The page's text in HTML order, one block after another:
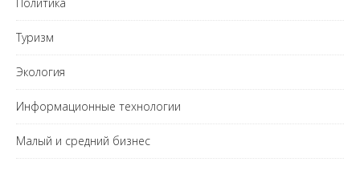
Туризм
Экология
Информационные технологии
Малый и средний бизнес